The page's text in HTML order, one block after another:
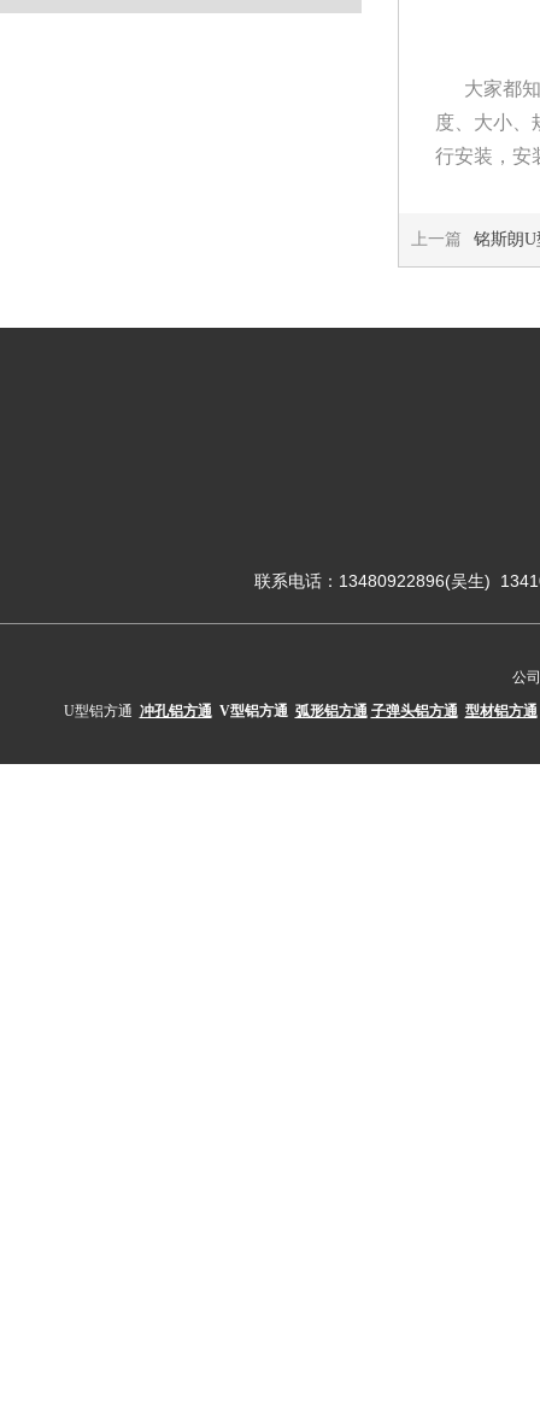
大家都
度、大小、
行安装，安
上一篇 铭斯朗
联系电话：13480922896(吴生)
公
U型铝方通 冲孔铝方通 V型铝方通 弧形铝方通 子弹头铝方通 型材铝方通